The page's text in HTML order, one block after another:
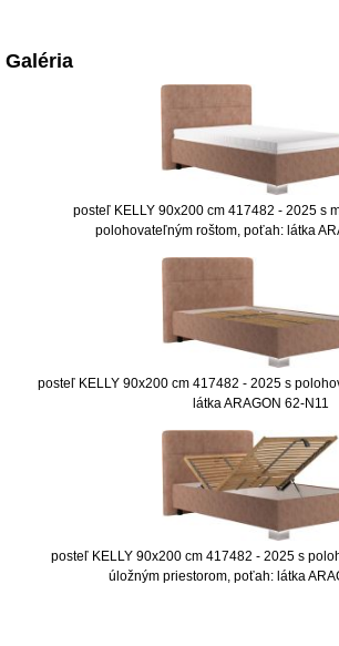
Galéria
posteľ KELLY 90x200 cm 417482 - 2025 s
polohovateľným roštom, poťah: látka
posteľ KELLY 90x200 cm 417482 - 2025 s
látka ARAGON 62-N11
posteľ KELLY 90x200 cm 417482 - 2025 s
úložným priestorom, poťah: látka